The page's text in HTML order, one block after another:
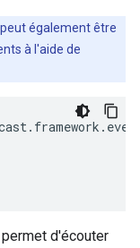
également être
à l'aide de
. framework .
d'écouter